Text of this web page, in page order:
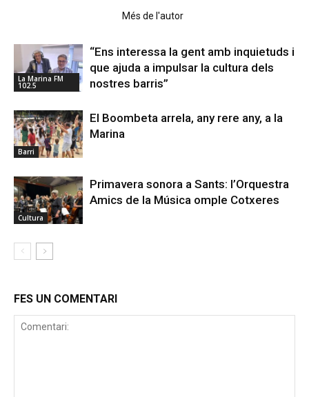
Més de l'autor
La Marina FM
102.5
“Ens interessa la gent amb inquietuds i
que ajuda a impulsar la cultura dels
nostres barris”
Barri
El Boombeta arrela, any rere any, a la
Marina
Cultura
Primavera sonora a Sants: l’Orquestra
Amics de la Música omple Cotxeres
FES UN COMENTARI